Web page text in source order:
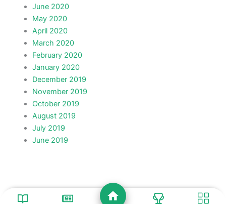
June 2020
May 2020
April 2020
March 2020
February 2020
January 2020
December 2019
November 2019
October 2019
August 2019
July 2019
June 2019